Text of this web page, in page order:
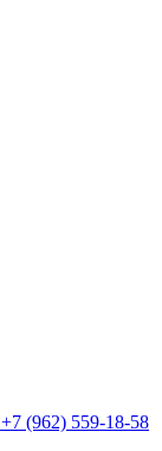
+7 (962) 559-18-58